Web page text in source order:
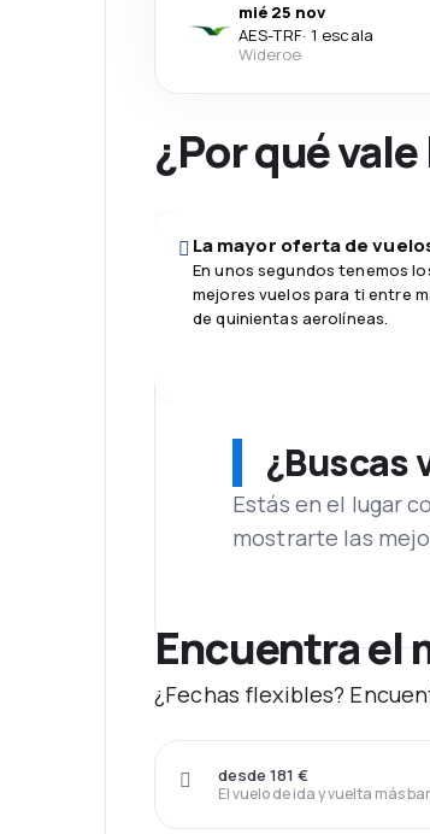
mié 25 nov
AES-TRF· 1 escala
Wideroe
¿Por qué
La mayor oferta de
En unos segundos tenemos
mejores vuelos para ti entre
de quinientas aerolíneas.
¿Buscas
Estás en el lugar
mostrarte las
Encuentra el
¿Fechas flexibles?
El vuelo de ida y vuelta más
desde 181 €